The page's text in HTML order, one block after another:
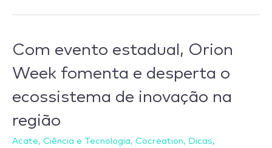
Com evento estadual, Orion
Week fomenta e desperta o
ecossistema de inovação na
região
Acate, Ciência e Tecnologia, Cocreation, Dicas,
Com
estadual,
Orion
fomenta
e